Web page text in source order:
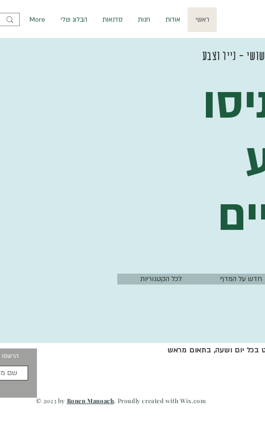
ראשי אודות חנות סדנאות הבלוג שלי More
- נייר וצבע
לכל הקטגוריות חדש על המדף
הרשמו
בכל יום ושעה, בתאום מראש
© 2023 by Ronen Manoach. Proudly created withWix.com